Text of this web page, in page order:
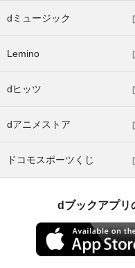
dミュージック
Lemino
dヒッツ
dアニメストア
ドコモスポーツくじ
dブックアプリ